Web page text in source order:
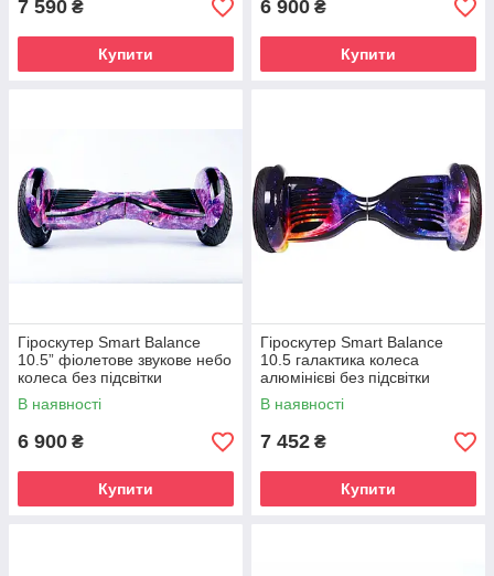
7 590 ₴
Купити
6 900 ₴
Купити
Гіроскутер Smart Balance
10.5” фіолетове звукове небо
колеса без підсвітки
В наявності
6 900 ₴
Купити
Гіроскутер Smart Balance
10.5 галактика колеса
алюмінієві без підсвітки
В наявності
7 452 ₴
Купити